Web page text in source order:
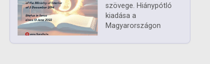
szövege. Hiánypótló
kiadása a
Magyarországon